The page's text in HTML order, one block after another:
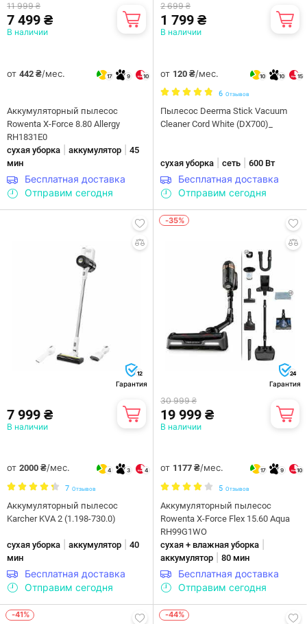
11 999 ₴
7 499 ₴
В наличии
от 442 ₴/мес. 17 9 10
Аккумуляторный пылесос
Rowenta X-Force 8.80 Allergy
RH1831E0
сухая уборка
аккумулятор
45
мин
Бесплатная доставка
Отправим сегодня
2 699 ₴
1 799 ₴
В наличии
от 120 ₴/мес. 10 10 15
6 Отзывов
Пылесос Deerma Stick Vacuum
Cleaner Cord White (DX700)_
сухая уборка сеть 600 Вт
Бесплатная доставка
Отправим сегодня
12
Гарантия
7 999 ₴
В наличии
от 2000 ₴/мес. 4 3 4
7 Отзывов
Аккумуляторный пылесос
Karcher KVA 2 (1.198-730.0)
сухая уборка аккумулятор
40
мин
Бесплатная доставка
Отправим сегодня
-35%
24
Гарантия
30 999 ₴
19 999 ₴
В наличии
от 1177 ₴/мес. 17 9 10
5 Отзывов
Аккумуляторный пылесос
Rowenta X-Force Flex 15.60 Aqua
RH99G1WO
сухая + влажная уборка
аккумулятор 80 мин
Бесплатная доставка
Отправим сегодня
-41% -44%